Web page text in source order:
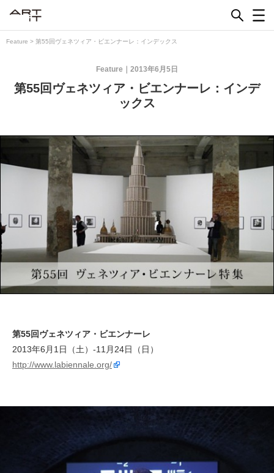
Feature > 第55回ヴェネツィア・ビエンナーレ：インデックス
2013年6月5日
Feature
第55回ヴェネツィア・ビエンナーレ：インデ
ックス
第55回ヴェネツィア・ビエンナーレ
2013年6月1日（土）-11月24日（日）
http://www.labiennale.org/